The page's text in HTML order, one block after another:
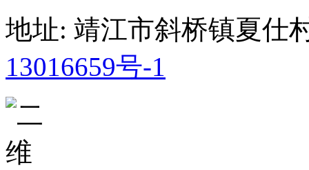
地址: 靖江市斜桥镇夏仕
13016659号-1